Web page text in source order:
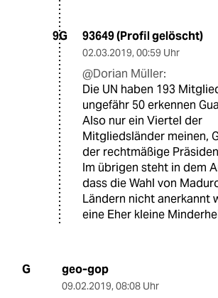
9G 93649 (Profil gelöscht)
02.03.2019, 00:59 Uhr
@Dorian Müller:
Die UN haben 193
ungefähr 50 erkennen
Also nur ein Viertel der
Mitgliedsländer meinen,
der rechtmäßige
Im übrigen steht in dem
dass die Wahl von
Ländern nicht anerkannt
eine Eher kleine
G geo-gop
09.02.2019, 08:08 Uhr